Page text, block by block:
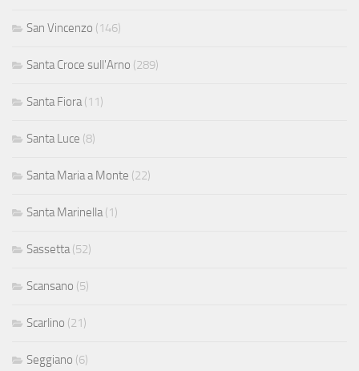
San Vincenzo (146)
Santa Croce sull'Arno (289)
Santa Fiora (11)
Santa Luce (8)
Santa Maria a Monte (22)
Santa Marinella (1)
Sassetta (52)
Scansano (5)
Scarlino (21)
Seggiano (6)